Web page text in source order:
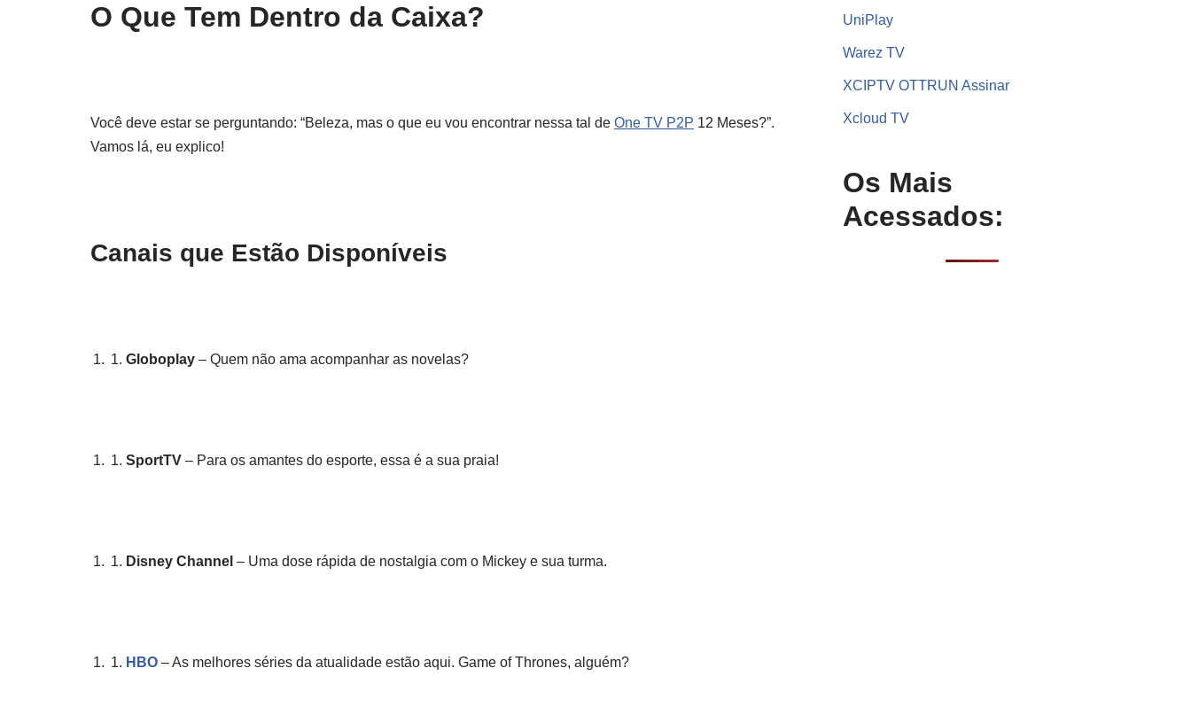
O Que Tem Dentro da Caixa?
Você deve estar se perguntando: “Beleza, mas o que eu vou encontrar nessa tal de One TV P2P 12 Meses?”.
Vamos lá, eu explico!
Canais que Estão Disponíveis
Globoplay – Quem não ama acompanhar as novelas?
SportTV – Para os amantes do esporte, essa é a sua praia!
Disney Channel – Uma dose rápida de nostalgia com o Mickey e sua turma.
HBO – As melhores séries da atualidade estão aqui. Game of Thrones, alguém?
UniPlay
Warez TV
XCIPTV OTTRUN Assinar
Xcloud TV
Os Mais
Acessados: